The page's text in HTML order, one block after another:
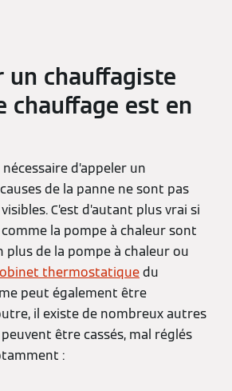
un chauffagiste
chauffage est en
d’appeler un
de la panne ne sont pas
C’est d’autant plus vrai si
la pompe à chaleur sont
plus de la pompe à chaleur ou
thermostatiquedu
peut également être
il existe de nombreux autres
être cassés, mal réglés
: